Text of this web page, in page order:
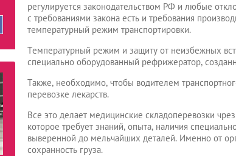
регулируется законодательством РФ и любые
с требованиями закона есть и требования
температурный режим транспортировки.
Температурный режим и защиту от неизбежных
специально оборудованный рефрижератор,
Также, необходимо, чтобы водителем
перевозке лекарств.
Все это делает медицинские складоперевозки
которое требует знаний, опыта, наличия
выверенной до мельчайших деталей. Именно от
сохранность груза.